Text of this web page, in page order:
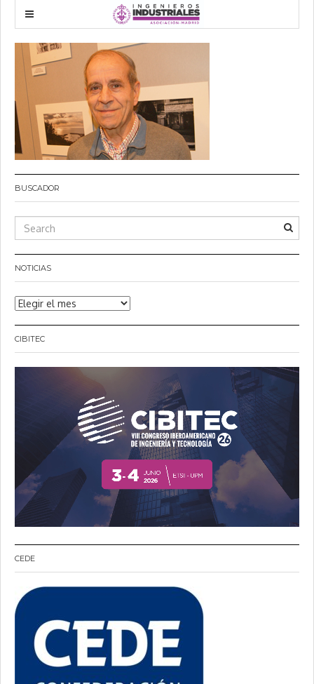
BUSCADOR
NOTICIAS
Noticias
CIBITEC
CEDE